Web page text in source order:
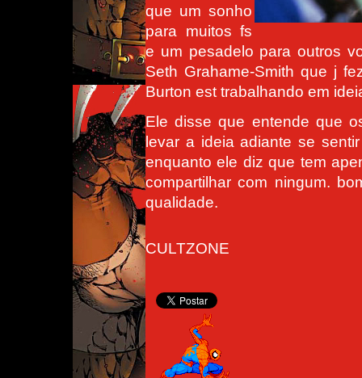
que um sonho
para muitos fs
e um pesadelo para outros
Seth Grahame-Smith que j
Burton est trabalhando em
Ele disse que entende que
levar a ideia adiante se
enquanto ele diz que tem
compartilhar com ningum.
qualidade.
CULTZONE